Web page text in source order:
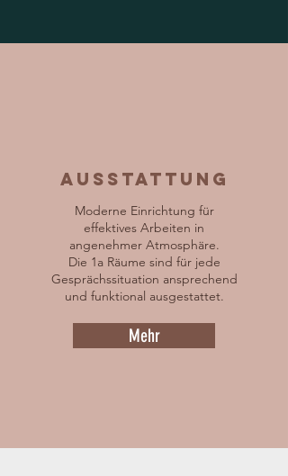
Ausstattung
Moderne Einrichtung für
effektives Arbeiten in
angenehmer Atmosphäre.
Die 1a Räume sind für jede
Gesprächssituation ansprechend
und funktional ausgestattet.
Mehr